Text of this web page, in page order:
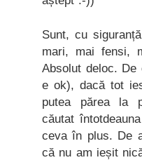
Sunt, cu
mari, mai fensi,
Absolut deloc.
e ok), dacă tot
putea părea la
căutat
ceva în plus. De
că nu am ieșit